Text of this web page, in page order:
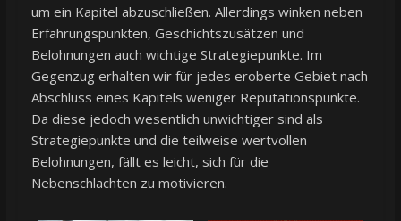
um ein Kapitel abzuschließen. Allerdings winken neben
Erfahrungspunkten, Geschichtszusätzen und
Belohnungen auch wichtige Strategiepunkte. Im
Gegenzug erhalten wir für jedes eroberte Gebiet nach
Abschluss eines Kapitels weniger Reputationspunkte.
Da diese jedoch wesentlich unwichtiger sind als
Strategiepunkte und die teilweise wertvollen
Belohnungen, fällt es leicht, sich für die
Nebenschlachten zu motivieren.